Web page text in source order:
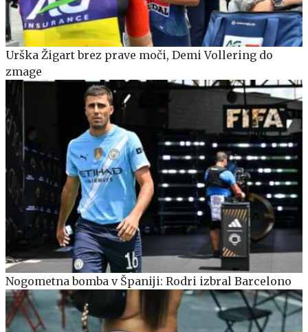
Urška Žigart brez prave moči, Demi Vollering do
zmage
Nogometna bomba v Španiji: Rodri izbral Barcelono